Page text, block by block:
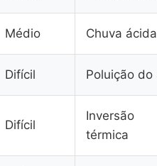
Médio Chuva ácida
Difícil Poluição do
Difícil
Inversão
térmica